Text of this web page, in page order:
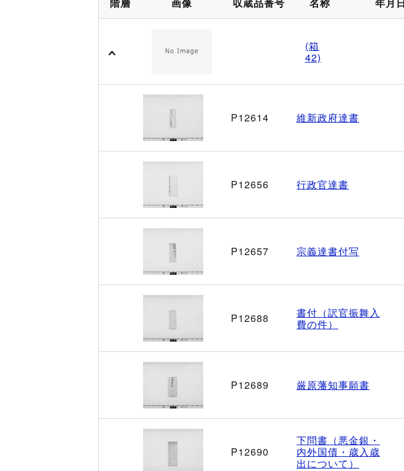
(箱
42)
P12614 維新政府達書
P12656 行政官達書
P12657 宗義達書付写
P12688
書付（訳官振舞入
費の件）
P12689 厳原藩知事願書
P12690
下問書（悪金銀・
内外国債・歳入歳
出について）